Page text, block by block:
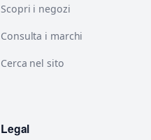
Scopri i negozi
Consulta i marchi
Cerca nel sito
Legal